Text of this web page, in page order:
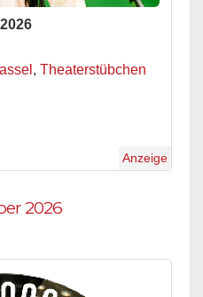
, Theaterstübchen
Anzeige
2026